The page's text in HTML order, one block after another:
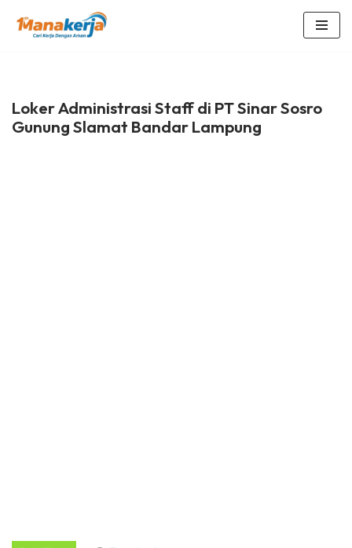
Loker Administrasi Staff di PT Sinar Sosro
Gunung Slamat Bandar Lampung